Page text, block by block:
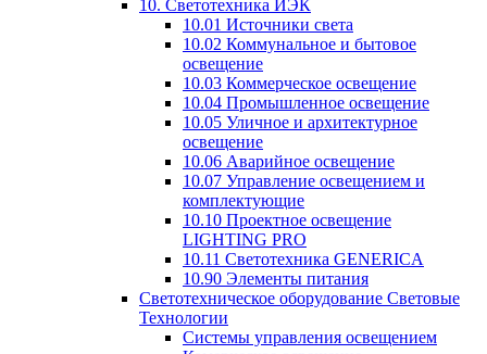
10. Светотехника ИЭК
10.01 Источники света
10.02 Коммунальное и бытовое
освещение
10.03 Коммерческое освещение
10.04 Промышленное освещение
10.05 Уличное и архитектурное
освещение
10.06 Аварийное освещение
10.07 Управление освещением и
комплектующие
10.10 Проектное освещение
LIGHTING PRO
10.11 Светотехника GENERICA
10.90 Элементы питания
Светотехническое оборудование Световые
Технологии
Системы управления освещением